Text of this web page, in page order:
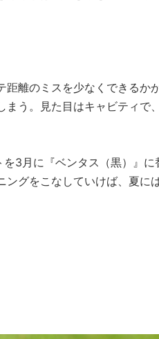
距離のミスを少なくできるか
まう。見た目はキャビティで
3月に『ベンタス（黒）』に
ングをこなしていけば、夏に